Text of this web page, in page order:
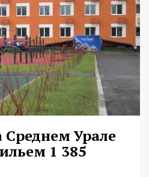
Среднем Урале
1 385